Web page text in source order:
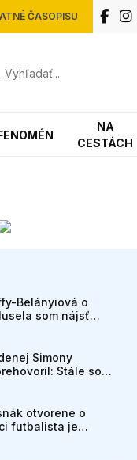
ČASOPISU
NA
CESTÁCH
Belányiová o
som nájsť
fungovať s kartami,
Simony
Stále som
vráti
otvorene o
futbalista je
bezdomovec